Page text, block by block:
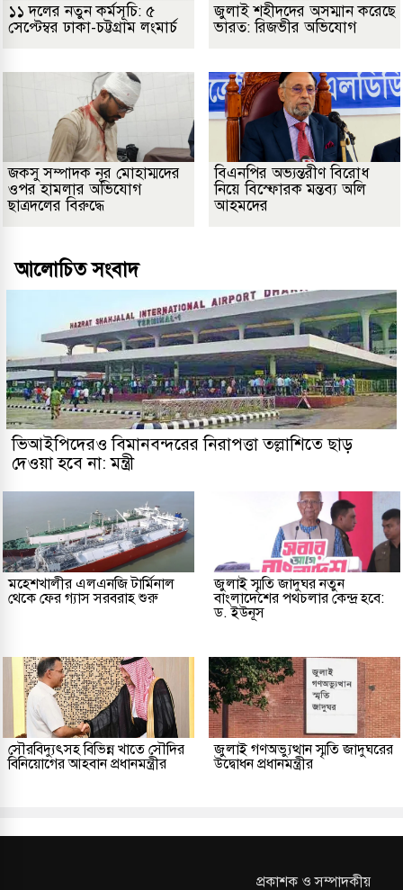
১১ দলের নতুন কর্মসূচি: ৫
সেপ্টেম্বর ঢাকা-চট্টগ্রাম লংমার্চ
জুলাই শহীদদের অসম্মান করেছে
ভারত: রিজভীর অভিযোগ
জকসু সম্পাদক নূর মোহাম্মদের
ওপর হামলার অভিযোগ
ছাত্রদলের বিরুদ্ধে
বিএনপির অভ্যন্তরীণ বিরোধ
নিয়ে বিস্ফোরক মন্তব্য অলি
আহমদের
আলোচিত সংবাদ
ভিআইপিদেরও বিমানবন্দরের নিরাপত্তা তল্লাশিতে ছাড়
দেওয়া হবে না: মন্ত্রী
মহেশখালীর এলএনজি টার্মিনাল
থেকে ফের গ্যাস সরবরাহ শুরু
জুলাই স্মৃতি জাদুঘর নতুন
বাংলাদেশের পথচলার কেন্দ্র হবে:
ড. ইউনূস
সৌরবিদ্যুৎসহ বিভিন্ন খাতে সৌদির
বিনিয়োগের আহবান প্রধানমন্ত্রীর
জুলাই গণঅভ্যুত্থান স্মৃতি জাদুঘরের
উদ্বোধন প্রধানমন্ত্রীর
প্রকাশক ও সম্পাদকীয়